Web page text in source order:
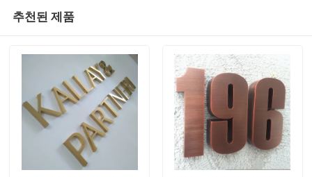
추천된 제품